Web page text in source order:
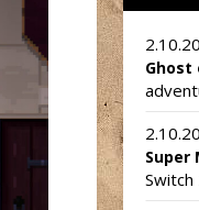
Ghost
Super
Switch